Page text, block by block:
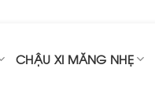
CHẬU XI MĂNG NHẸ